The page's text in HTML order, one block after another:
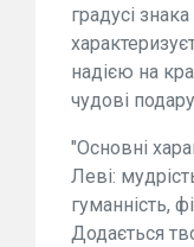
градусі
надією на
чудові
"Основні
Леві:
гуманність,
Додається